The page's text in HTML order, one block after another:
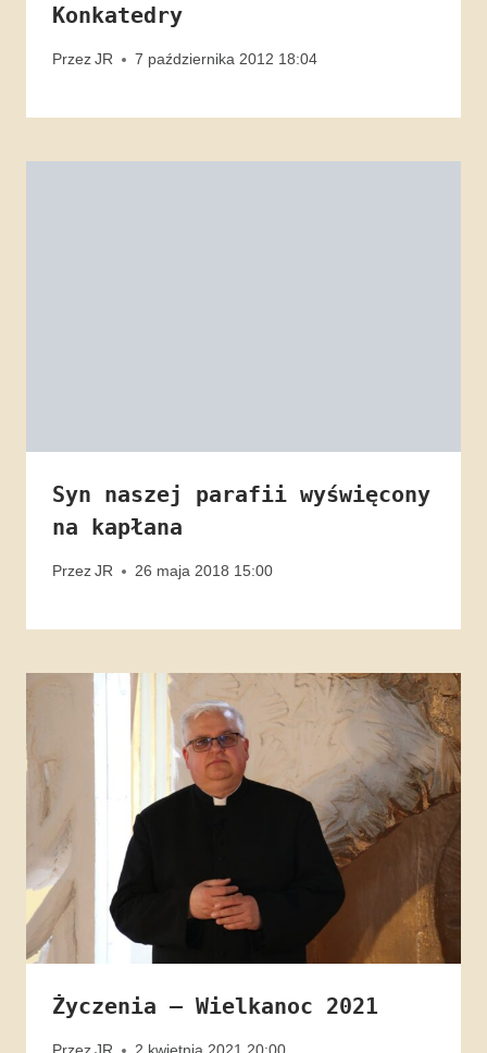
Konkatedry
PrzezJR 7 października 2012 18:04
Syn naszej parafii wyświęcony
na kapłana
PrzezJR 26 maja 2018 15:00
Życzenia – Wielkanoc 2021